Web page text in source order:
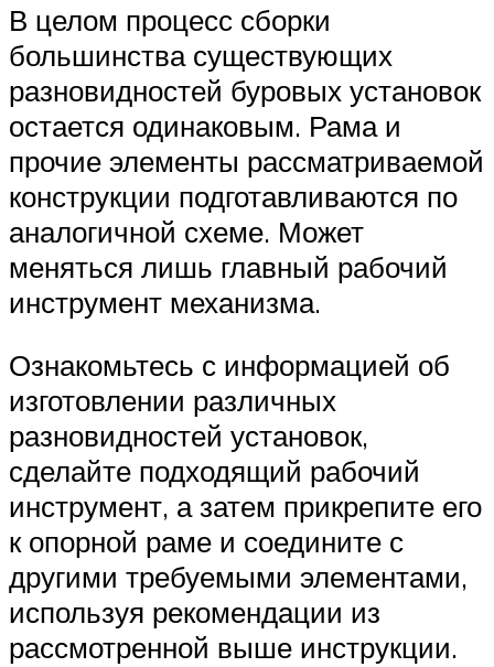
В целом процесс сборки
большинства существующих
разновидностей буровых установок
остается одинаковым. Рама и
прочие элементы рассматриваемой
конструкции подготавливаются по
аналогичной схеме. Может
меняться лишь главный рабочий
инструмент механизма.
Ознакомьтесь с информацией об
изготовлении различных
разновидностей установок,
сделайте подходящий рабочий
инструмент, а затем прикрепите его
к опорной раме и соедините с
другими требуемыми элементами,
используя рекомендации из
рассмотренной выше инструкции.